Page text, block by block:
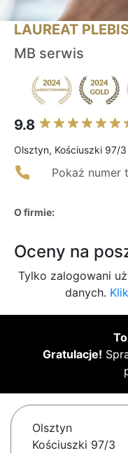
LAUREAT
MB serwis
9.8
Olsztyn, Kościuszki 97/3
Pokaż numer
O firmie:
Oceny na
Tylko zalogowani
danych.
Gratulacje!
Olsztyn
Kościuszki 97/3